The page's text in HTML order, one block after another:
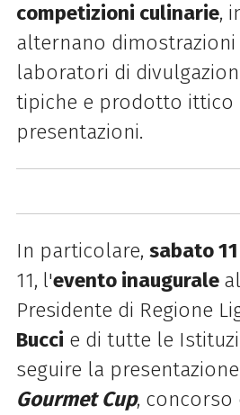
competizioni culinarie,
alternano dimostrazioni
laboratori di
tipiche e prodotto ittico
presentazioni.
In particolare, sabato
11, l'evento inaugurale
Presidente di Regione
Bucci e di tutte le
seguire la
Gourmet Cup, concorso